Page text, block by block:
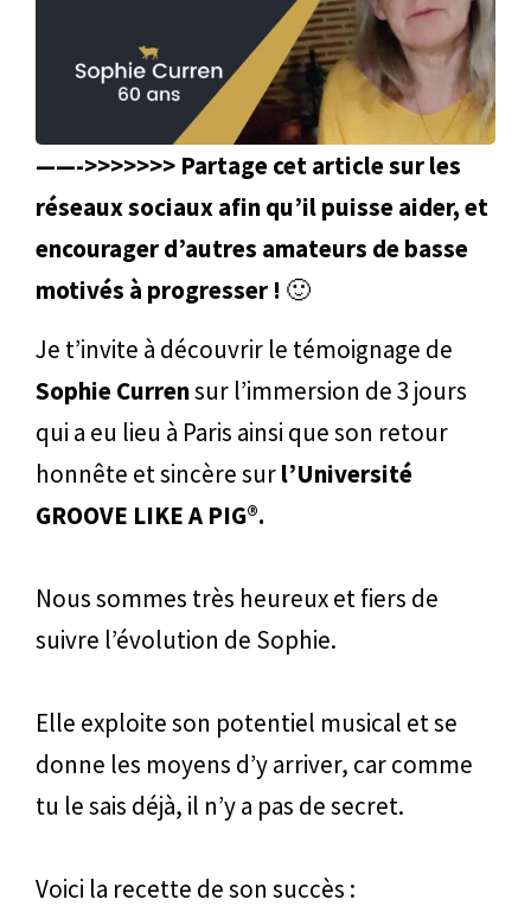
——->>>>>>> Partage cet article sur les
réseaux sociaux afin qu’il puisse aider, et
encourager d’autres amateurs de basse
motivés à progresser ! 🙂
Je t’invite à découvrir le témoignage de
Sophie Currensur l’immersion de 3 jours
qui a eu lieu à Paris ainsi que son retour
honnête et sincère surl’Université
GROOVE LIKE A PIG®.
Nous sommes très heureux et fiers de
suivre l’évolution de Sophie.
Elle exploite son potentiel musical et se
donne les moyens d’y arriver, car comme
tu le sais déjà, il n’y a pas de secret.
Voici la recette de son succès :